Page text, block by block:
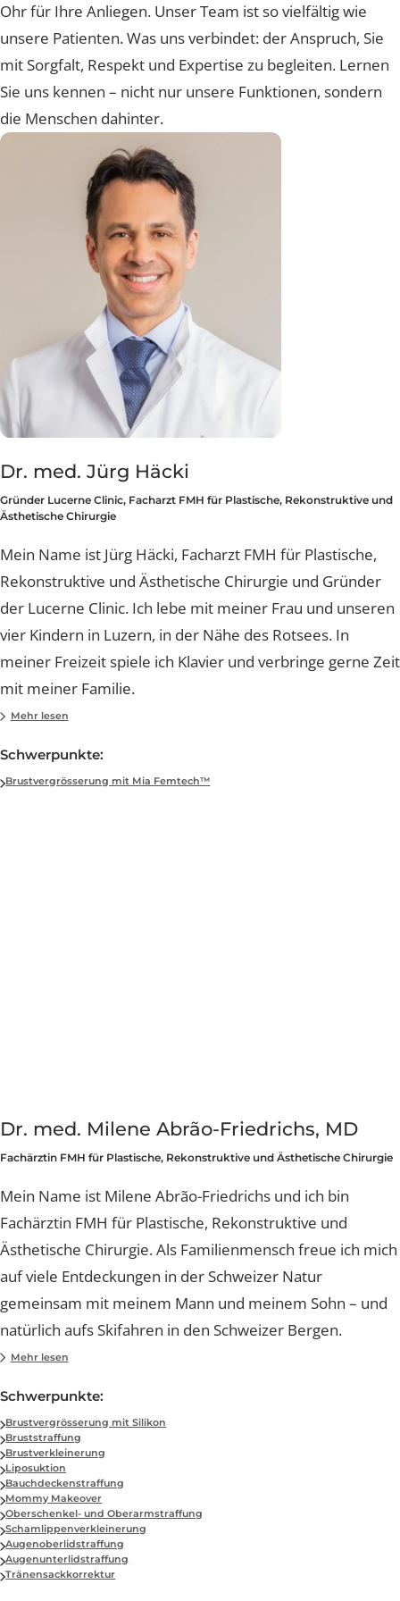
einem geschulten Blick für Ästhetik und einem
Ohr für Ihre Anliegen. Unser Team ist so vielfältig wie
unsere Patienten. Was uns verbindet: der Anspruch,
mit Sorgfalt, Respekt und Expertise zu begleiten.
Sie uns kennen – nicht nur unsere Funktionen,
die Menschen dahinter.
Gründer Lucerne Clinic, Facharzt FMH für Plastische, Rekonstruktive
Ästhetische Chirurgie
Mein Name ist Jürg Häcki, Facharzt FMH für Plastische,
Rekonstruktive und Ästhetische Chirurgie und
der Lucerne Clinic. Ich lebe mit meiner Frau und
vier Kindern in Luzern, in der Nähe des Rotsees. In
mit meiner Familie.
Mein Interesse an der Ästhetischen Chirurgie
Charles East – einem der führenden Nasenchirurgen
Englands – eine für mich sehr lehrreiche und
Zeit.
Dr. med. Milene Abrão-Friedrichs, MD
Fachärztin FMH für Plastische, Rekonstruktive und Ästhetische
Mein Name ist Milene Abrão-Friedrichs und ich bin
Fachärztin FMH für Plastische, Rekonstruktive und
Ästhetische Chirurgie. Als Familienmensch freue ich
auf viele Entdeckungen in der Schweizer Natur
gemeinsam mit meinem Mann und meinem Sohn –
natürlich aufs Skifahren in den Schweizer Bergen.
Aufgewachsen in Brasilien, habe ich dort meine
Ausbildung absolviert. Bereits während dem
Medizinstudium fühlte ich mich zur ästhetischen
Chirurgie hingezogen und kam anschliessend in den
Genuss, die Geheimnisse der ästhetischen Chirurgie
Mehr lesen
Schwerpunkte
Brustvergrösserung mit Silikon
Bruststraffung
Brustverkleinerung